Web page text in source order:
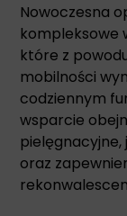
Nowoczesna
kompleksowe
które z
mobilności
codziennym
wsparcie
oraz